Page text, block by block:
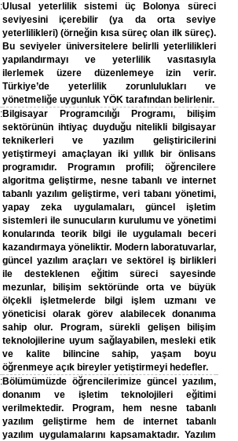
:Ulusal yeterlilik sistemi üç Bolonya süreci
seviyesini içerebilir (ya da orta seviye
yeterlilikleri) (örneğin kısa süreç olan ilk süreç).
Bu seviyeler üniversitelere belirlli yeterlilikleri
yapılandırmayı ve yeterlilik vasıtasıyla
ilerlemek üzere düzenlemeye izin verir.
Türkiye’de yeterlilik zorunlulukları ve
yönetmeliğe uygunluk YÖK tarafından belirlenir.
:Bilgisayar Programcılığı Programı, bilişim
sektörünün ihtiyaç duyduğu nitelikli bilgisayar
teknikerleri ve yazılım geliştiricilerini
yetiştirmeyi amaçlayan iki yıllık bir önlisans
programıdır. Programın profili; öğrencilere
algoritma geliştirme, nesne tabanlı ve internet
tabanlı yazılım geliştirme, veri tabanı yönetimi,
yapay zeka uygulamaları, güncel işletim
sistemleri ile sunucuların kurulumu ve yönetimi
konularında teorik bilgi ile uygulamalı beceri
kazandırmaya yöneliktir. Modern laboratuvarlar,
güncel yazılım araçları ve sektörel iş birlikleri
ile desteklenen eğitim süreci sayesinde
mezunlar, bilişim sektöründe orta ve büyük
ölçekli işletmelerde bilgi işlem uzmanı ve
yöneticisi olarak görev alabilecek donanıma
sahip olur. Program, sürekli gelişen bilişim
teknolojilerine uyum sağlayabilen, mesleki etik
ve kalite bilincine sahip, yaşam boyu
öğrenmeye açık bireyler yetiştirmeyi hedefler.
:Bölümümüzde öğrencilerimize güncel yazılım,
donanım ve işletim teknolojileri eğitimi
verilmektedir. Program, hem nesne tabanlı
yazılım geliştirme hem de internet tabanlı
yazılım uygulamalarını kapsamaktadır. Yazılım